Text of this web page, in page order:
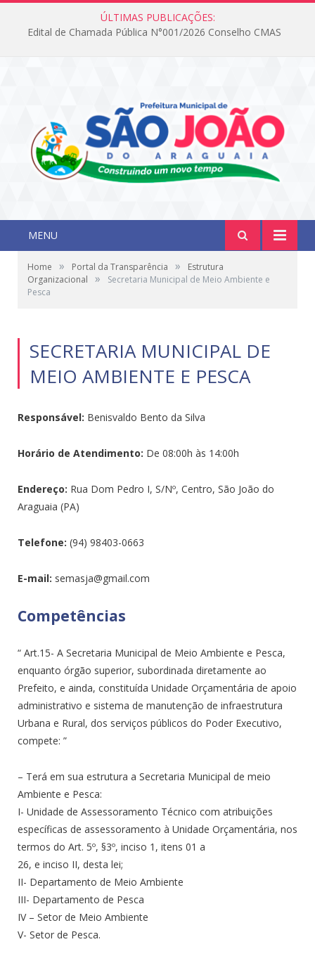
ÚLTIMAS PUBLICAÇÕES:
Edital de Chamada Pública N°001/2026 Conselho CMAS
MENU
Home » Portal da Transparência »
Estrutura
Organizacional
»
Secretaria Municipal de Meio Ambiente e
Pesca
SECRETARIA MUNICIPAL DE
MEIO AMBIENTE E PESCA
Responsável: Benisvaldo Bento da Silva
Horário de Atendimento: De 08:00h às 14:00h
Endereço: Rua Dom Pedro I, S/Nº, Centro, São João do
Araguaia (PA)
Telefone: (94) 98403-0663
E-mail: semasja@gmail.com
Competências
“ Art.15- A Secretaria Municipal de Meio Ambiente e Pesca,
enquanto órgão superior, subordinada diretamente ao
Prefeito, e ainda, constituída Unidade Orçamentária de apoio
administrativo e sistema de manutenção de infraestrutura
Urbana e Rural, dos serviços públicos do Poder Executivo,
compete: ”
– Terá em sua estrutura a Secretaria Municipal de meio
Ambiente e Pesca:
I- Unidade de Assessoramento Técnico com atribuições
específicas de assessoramento à Unidade Orçamentária, nos
termos do Art. 5º, §3º, inciso 1, itens 01 a
26, e inciso II, desta lei;
II- Departamento de Meio Ambiente
III- Departamento de Pesca
IV – Setor de Meio Ambiente
V- Setor de Pesca.